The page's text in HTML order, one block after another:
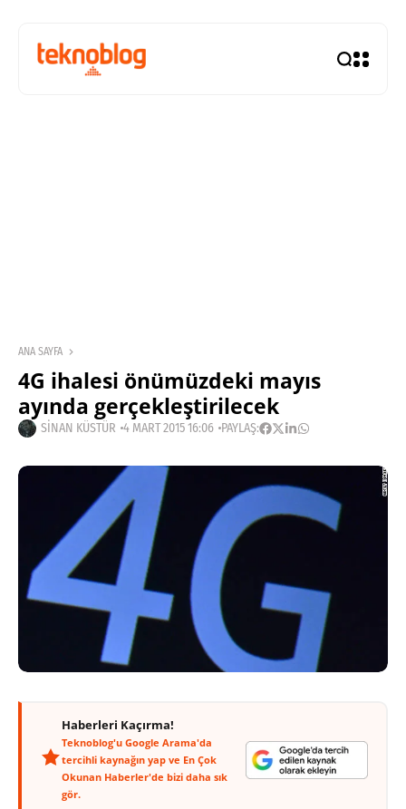
ANA SAYFA
4G ihalesi önümüzdeki mayıs
ayında gerçekleştirilecek
SINAN KÜSTÜR 4 MART 2015 16:06 PAYLAŞ:
Haberleri Kaçırma!
Teknoblog'u Google Arama'da
tercihli kaynağın yap ve En Çok
Okunan Haberler'de bizi daha sık
gör.